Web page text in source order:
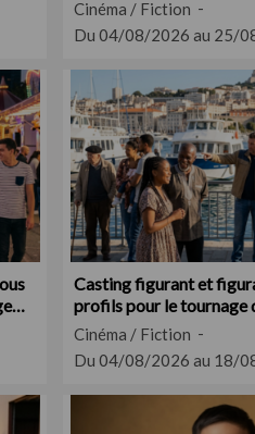
Cinéma / Fiction
Du 04/08/2026 au 25/
Casting figurant et
profils pour le tournage
vers Marseille
Cinéma / Fiction
Du 04/08/2026 au 18/